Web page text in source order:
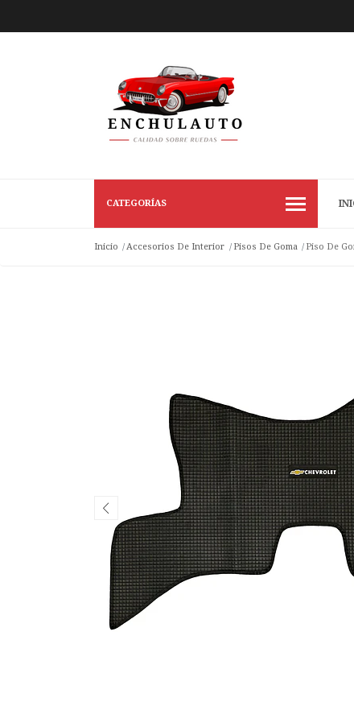
CATEGORÍAS
Inicio Accesorios De Interior Pisos De Goma Piso De